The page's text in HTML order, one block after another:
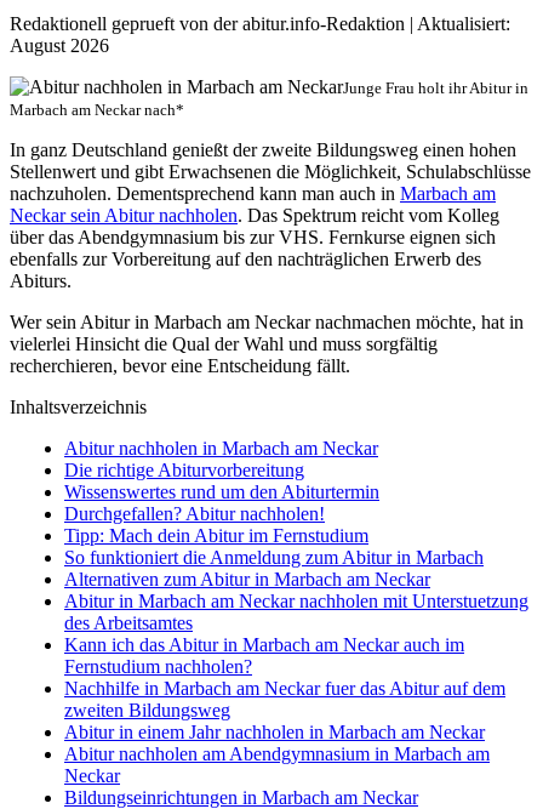
Redaktionell geprueft von der abitur.info-Redaktion | Aktualisiert:
August 2026
Junge Frau holt ihr Abitur in
Marbach am Neckar nach*
In ganz Deutschland genießt der zweite Bildungsweg einen hohen
Stellenwert und gibt Erwachsenen die Möglichkeit, Schulabschlüsse
nachzuholen. Dementsprechend kann man auch in Marbach am
Neckar sein Abitur nachholen. Das Spektrum reicht vom Kolleg
über das Abendgymnasium bis zur VHS. Fernkurse eignen sich
ebenfalls zur Vorbereitung auf den nachträglichen Erwerb des
Abiturs.
Wer sein Abitur in Marbach am Neckar nachmachen möchte, hat in
vielerlei Hinsicht die Qual der Wahl und muss sorgfältig
recherchieren, bevor eine Entscheidung fällt.
Inhaltsverzeichnis
Abitur nachholen in Marbach am Neckar
Die richtige Abiturvorbereitung
Wissenswertes rund um den Abiturtermin
Durchgefallen? Abitur nachholen!
Tipp: Mach dein Abitur im Fernstudium
So funktioniert die Anmeldung zum Abitur in Marbach
Alternativen zum Abitur in Marbach am Neckar
Abitur in Marbach am Neckar nachholen mit Unterstuetzung
des Arbeitsamtes
Kann ich das Abitur in Marbach am Neckar auch im
Fernstudium nachholen?
Nachhilfe in Marbach am Neckar fuer das Abitur auf dem
zweiten Bildungsweg
Abitur in einem Jahr nachholen in Marbach am Neckar
Abitur nachholen am Abendgymnasium in Marbach am
Neckar
Bildungseinrichtungen in Marbach am Neckar